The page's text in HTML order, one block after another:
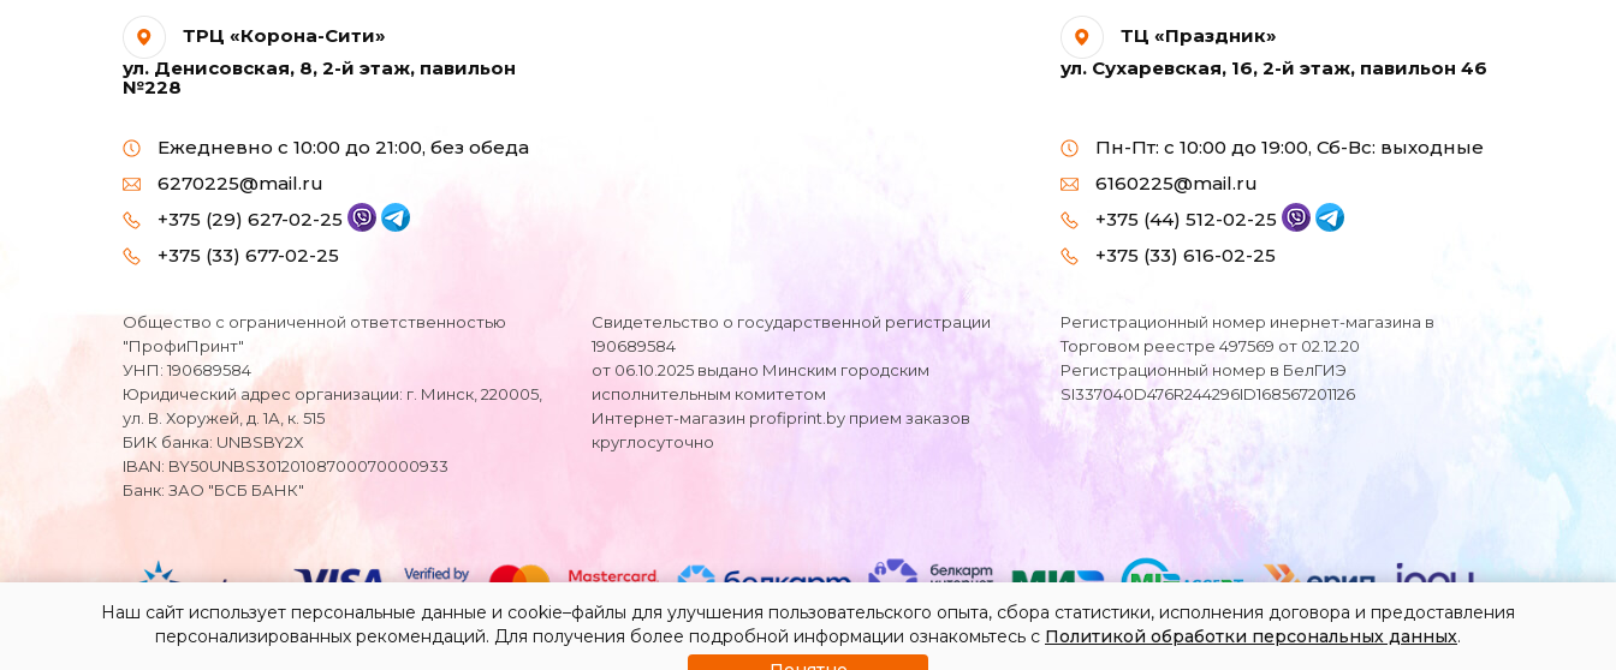
ТРЦ «Корона-Сити»
ул. Денисовская, 8, 2-й этаж, павильон
№228
Ежедневно с 10:00 до 21:00, без обеда
6270225@mail.ru
+375 (29) 627-02-25
+375 (33) 677-02-25
ТЦ «Праздник»
ул. Сухаревская, 16, 2-й этаж, павильон 46
Пн-Пт: с 10:00 до 19:00, Сб-Вс: выходные
6160225@mail.ru
+375 (44) 512-02-25
+375 (33) 616-02-25
Общество с ограниченной ответственностью
"ПрофиПринт"
УНП: 190689584
Юридический адрес организации: г. Минск, 220005,
ул. В. Хоружей, д. 1А, к. 515
БИК банка: UNBSBY2X
IBAN: BY50UNBS30120108700070000933
Банк: ЗАО "БСБ БАНК"
Свидетельство о государственной регистрации
190689584
от 06.10.2025 выдано Минским городским
исполнительным комитетом
Интернет-магазин profiprint.by прием заказов
круглосуточно
Регистрационный номер инернет-магазина в
Торговом реестре 497569 от 02.12.20
Регистрационный номер в БелГИЭ
SI337040D476R244296ID168567201126
Webnet.by
Наш сайт использует персональные данные и cookie–файлы для улучшения пользовательского опыта, сбора статистики, исполнения договора и предоставления
персонализированных рекомендаций. Для получения более подробной информации ознакомьтесь с Политикой обработки персональных данных.